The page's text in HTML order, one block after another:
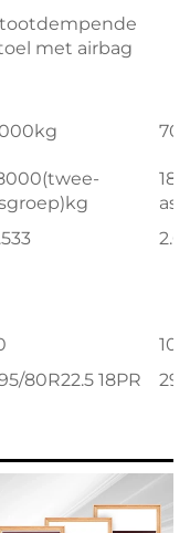
met airbag
10
80R22.5 18PR